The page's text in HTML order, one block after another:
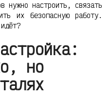
нужно настроить, связать
их безопасную работу.
но